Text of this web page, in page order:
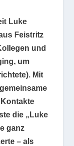
Luke
Feistritz
und
um
Mit
die „Luke
ganz
– als